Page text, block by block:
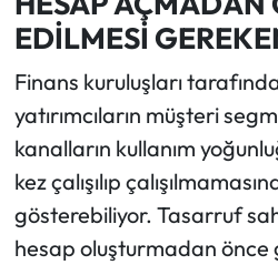
EDİLMESİ
Finans kuruluşları
yatırımcıların müşteri
kanalların kullanım
kez çalışılıp
gösterebiliyor. Tasarruf
hesap oluşturmadan önce